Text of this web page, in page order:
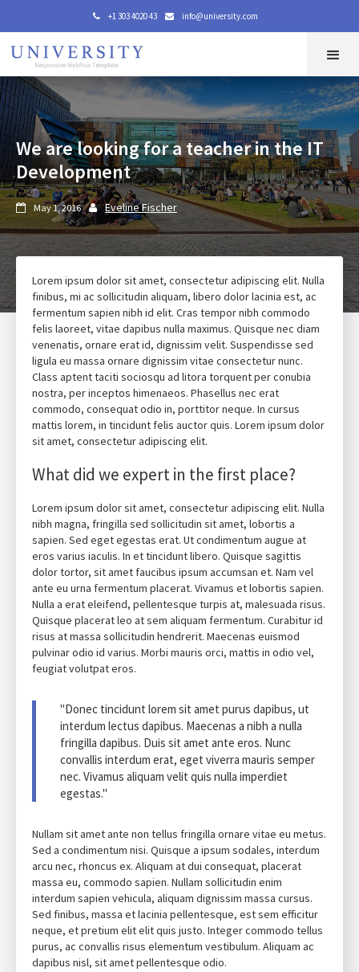
 +1 303 4020 43  info@university.com
We are looking for a teacher in the IT
Development
 May 1, 2016  Eveline Fischer
Lorem ipsum dolor sit amet, consectetur adipiscing elit. Nulla
finibus, mi ac sollicitudin aliquam, libero dolor lacinia est, ac
fermentum sapien nibh id elit. Cras tempor nibh commodo
felis laoreet, vitae dapibus nulla maximus. Quisque nec diam
venenatis, ornare erat id, dignissim velit. Suspendisse sed
ligula eu massa ornare dignissim vitae consectetur nunc.
Class aptent taciti sociosqu ad litora torquent per conubia
nostra, per inceptos himenaeos. Phasellus nec erat
commodo, consequat odio in, porttitor neque. In cursus
mattis lorem, in tincidunt felis auctor quis. Lorem ipsum dolor
sit amet, consectetur adipiscing elit.
What did we expert in the first place?
Lorem ipsum dolor sit amet, consectetur adipiscing elit. Nulla
nibh magna, fringilla sed sollicitudin sit amet, lobortis a
sapien. Sed eget egestas erat. Ut condimentum augue at
eros varius iaculis. In et tincidunt libero. Quisque sagittis
dolor tortor, sit amet faucibus ipsum accumsan et. Nam vel
ante eu urna fermentum placerat. Vivamus et lobortis sapien.
Nulla a erat eleifend, pellentesque turpis at, malesuada risus.
Quisque placerat leo at sem aliquam fermentum. Curabitur id
risus at massa sollicitudin hendrerit. Maecenas euismod
pulvinar odio id varius. Morbi mauris orci, mattis in odio vel,
feugiat volutpat eros.
"Donec tincidunt lorem sit amet purus dapibus, ut
interdum lectus dapibus. Maecenas a nibh a nulla
fringilla dapibus. Duis sit amet ante eros. Nunc
convallis interdum erat, eget viverra mauris semper
nec. Vivamus aliquam velit quis nulla imperdiet
egestas."
Nullam sit amet ante non tellus fringilla ornare vitae eu metus.
Sed a condimentum nisi. Quisque a ipsum sodales, interdum
arcu nec, rhoncus ex. Aliquam at dui consequat, placerat
massa eu, commodo sapien. Nullam sollicitudin enim
interdum sapien vehicula, aliquam dignissim massa cursus.
Sed finibus, massa et lacinia pellentesque, est sem efficitur
neque, et pretium elit elit quis justo. Integer commodo tellus
purus, ac convallis risus elementum vestibulum. Aliquam ac
dapibus nisl, sit amet pellentesque odio.